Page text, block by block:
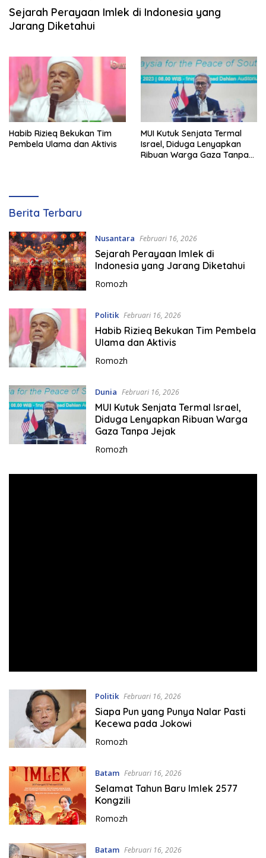
Sejarah Perayaan Imlek di Indonesia yang
Jarang Diketahui
Habib Rizieq Bekukan Tim
Pembela Ulama dan Aktivis
MUI Kutuk Senjata Termal
Israel, Diduga Lenyapkan
Ribuan Warga Gaza Tanpa
u
a
r
a
T
e
p
a
t
a
n
Berita Terbaru
Nusantara Februari 16, 2026
Sejarah Perayaan Imlek di
Indonesia yang Jarang Diketahui
Romozh
Politik Februari 16, 2026
Habib Rizieq Bekukan Tim Pembela
Ulama dan Aktivis
Romozh
Dunia Februari 16, 2026
MUI Kutuk Senjata Termal Israel,
Diduga Lenyapkan Ribuan Warga
Gaza Tanpa Jejak
Romozh
Politik Februari 16, 2026
Siapa Pun yang Punya Nalar Pasti
Kecewa pada Jokowi
Romozh
Batam Februari 16, 2026
Selamat Tahun Baru Imlek 2577
Kongzili
Romozh
Batam Februari 16, 2026